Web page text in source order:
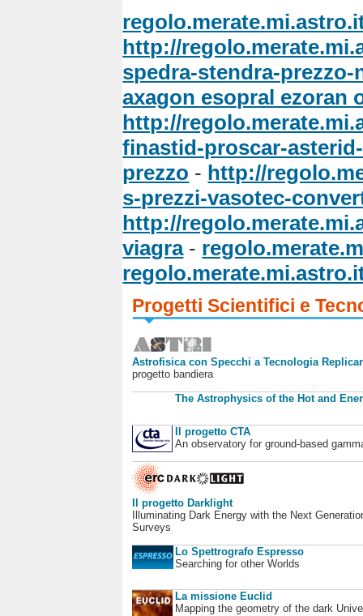
http://
spedra-stendra-prezzo-
axagon esopral ezoran
http://
finastid-proscar-
prezzo - http://
s-prezzi-vasotec-
http://
viagra-
Progetti Scientifici e
Astrofisica con Specchi a Tecnologia
progetto bandiera
The Astrophysics of the Hot and
Il progetto CTA
An observatory for ground-based
Il progetto Darklight
Illuminating Dark Energy with the Next
Surveys
Lo Spettrografo Espresso
Searching for other Worlds
La missione Euclid
Mapping the geometry of the dark